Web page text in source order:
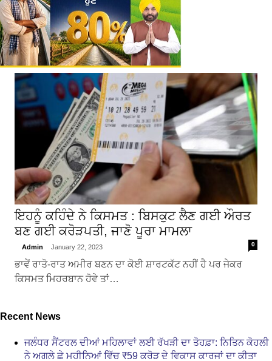
ਇਹਨੂੰ ਕਹਿੰਦੇ ਨੇ ਕਿਸਮਤ : ਬਿਸਕੁਟ ਲੈਣ ਗਈ ਔਰਤ
ਬਣ ਗਈ ਕਰੋੜਪਤੀ, ਜਾਣੋ ਪੂਰਾ ਮਾਮਲਾ
Admin January 22, 2023 0
ਭਾਵੇਂ ਰਾਤੋ-ਰਾਤ ਅਮੀਰ ਬਣਨ ਦਾ ਕੋਈ ਸ਼ਾਰਟਕੱਟ ਨਹੀਂ ਹੈ ਪਰ ਜੇਕਰ
ਕਿਸਮਤ ਮਿਹਰਬਾਨ ਹੋਵੇ ਤਾਂ…
Recent News
ਜਲੰਧਰ ਸੈਂਟਰਲ ਦੀਆਂ ਮਹਿਲਾਵਾਂ ਲਈ ਰੱਖੜੀ ਦਾ ਤੋਹਫ਼ਾ: ਨਿਤਿਨ ਕੋਹਲੀ
ਨੇ ਅਗਲੇ ਛੇ ਮਹੀਨਿਆਂ ਵਿੱਚ ₹59 ਕਰੋੜ ਦੇ ਵਿਕਾਸ ਕਾਰਜਾਂ ਦਾ ਕੀਤਾ